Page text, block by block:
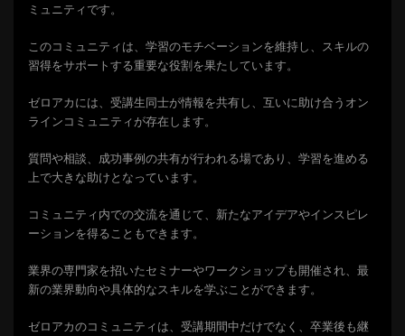
ミュニティです。
このコミュニティは、学習のモチベーションを維持し、スキルの
習得をサポートする重要な役割を果たしています。
ゼロアカには、受講生同士が情報を共有し、互いに助け合うオン
ラインコミュニティが存在します。
質問や相談、成功事例の共有が行われる場であり、学習を進める
上で大きな助けとなっています。
コミュニティ内での交流を通じて、新たなアイデアやインスピレ
ーションを得ることもできます。
業界の専門家を招いたセミナーやワークショップも開催され、最
新の業界動向や具体的なスキルを学ぶことができます。
ゼロアカのコミュニティは、受講期間中だけでなく、卒業後も継